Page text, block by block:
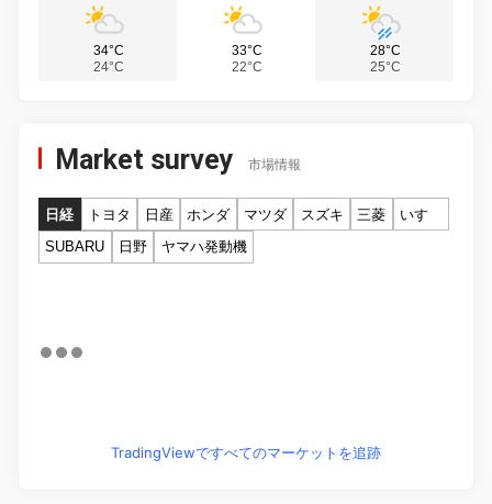
34°C
24°C
33°C
22°C
28°C
25°C
Market survey 市場情報
日経 トヨタ 日産 ホンダ マツダ スズキ 三菱
いすゞ
SUBARU
日野 ヤマハ発動機
TradingViewですべてのマーケットを追跡